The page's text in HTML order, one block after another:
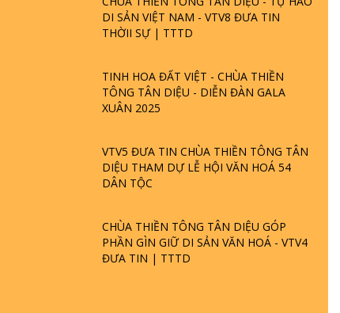
DI SẢN VIỆT NAM - VTV8 ĐƯA TIN
THỜII SỰ | TTTD
TINH HOA ĐẤT VIỆT - CHÙA THIỀN
TÔNG TÂN DIỆU - DIỄN ĐÀN GALA
XUÂN 2025
VTV5 ĐƯA TIN CHÙA THIỀN TÔNG TÂN
DIỆU THAM DỰ LỄ HỘI VĂN HOÁ 54
DÂN TỘC
CHÙA THIỀN TÔNG TÂN DIỆU GÓP
PHẦN GÌN GIỮ DI SẢN VĂN HOÁ - VTV4
ĐƯA TIN | TTTD